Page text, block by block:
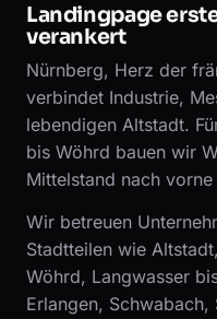
Landingpage
verankert
Nürnberg, Herz der
verbindet Industrie,
lebendigen Altstadt.
bis Wöhrd bauen wir
Mittelstand nach
Wir betreuen
Stadtteilen wie
Wöhrd, Langwasser
Erlangen,